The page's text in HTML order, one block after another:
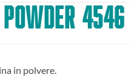
Powder 454g
in polvere.